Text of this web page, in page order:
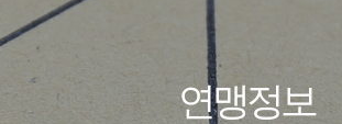
연맹정보